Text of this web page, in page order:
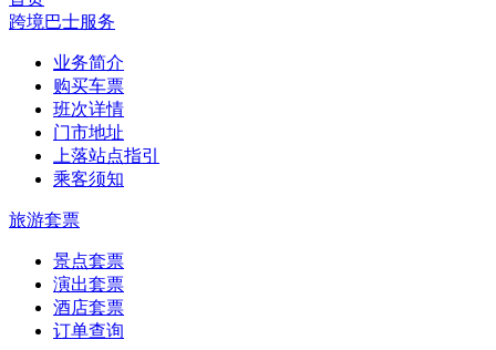
跨境巴士服务
业务简介
购买车票
班次详情
门市地址
上落站点指引
乘客须知
旅游套票
景点套票
演出套票
酒店套票
订单查询